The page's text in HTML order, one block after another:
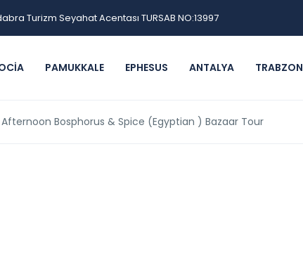
Turizm Seyahat Acentası TURSAB NO:13997
PAMUKKALE EPHESUS ANTALYA TRABZON
Bosphorus & Spice (Egyptian ) Bazaar Tour